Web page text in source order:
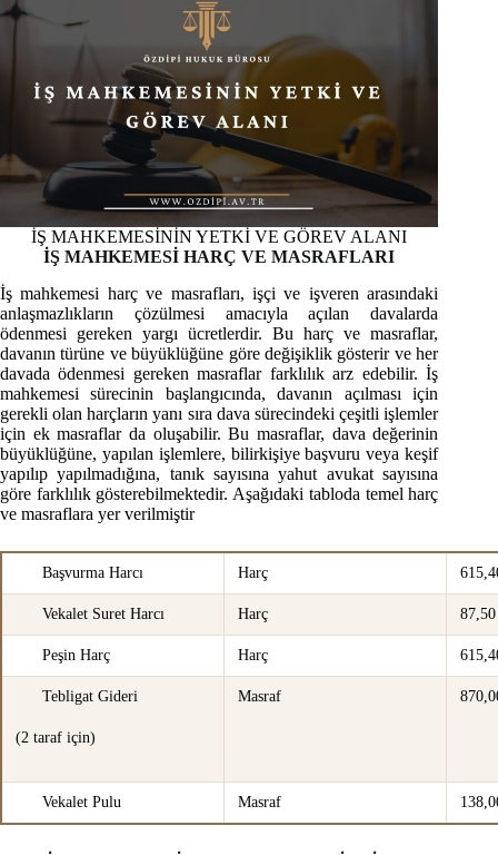
İŞ MAHKEMESİNİN YETKİ VE GÖREV ALANI
İŞ MAHKEMESİ HARÇ VE MASRAFLARI
İş mahkemesi harç ve masrafları, işçi ve işveren arasındaki
anlaşmazlıkların çözülmesi amacıyla açılan davalarda
ödenmesi gereken yargı ücretlerdir. Bu harç ve masraflar,
davanın türüne ve büyüklüğüne göre değişiklik gösterir ve her
davada ödenmesi gereken masraflar farklılık arz edebilir. İş
mahkemesi sürecinin başlangıcında, davanın açılması için
gerekli olan harçların yanı sıra dava sürecindeki çeşitli işlemler
için ek masraflar da oluşabilir. Bu masraflar, dava değerinin
büyüklüğüne, yapılan işlemlere, bilirkişiye başvuru veya keşif
yapılıp yapılmadığına, tanık sayısına yahut avukat sayısına
göre farklılık gösterebilmektedir. Aşağıdaki tabloda temel harç
ve masraflara yer verilmiştir
Başvurma Harcı Harç
Vekalet Suret Harcı Harç
Peşin Harç Harç
Tebligat Gideri
(2 taraf için)
Masraf
Vekalet Pulu Masraf